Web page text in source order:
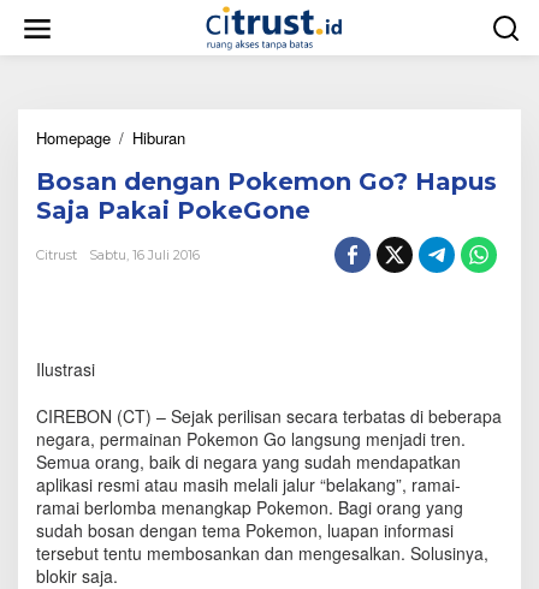
w
Homepage / Hiburan
s
a
d
e
k
e
m
o
n
G
o
Bosan dengan Pokemon Go? Hapus
Saja Pakai PokeGone
Citrust Sabtu, 16 Juli 2016
Ilustrasi
CIREBON (CT) – Sejak perilisan secara terbatas di beberapa
negara, permainan Pokemon Go langsung menjadi tren.
Semua orang, baik di negara yang sudah mendapatkan
aplikasi resmi atau masih melali jalur “belakang”, ramai-
ramai berlomba menangkap Pokemon. Bagi orang yang
sudah bosan dengan tema Pokemon, luapan informasi
tersebut tentu membosankan dan mengesalkan. Solusinya,
blokir saja.